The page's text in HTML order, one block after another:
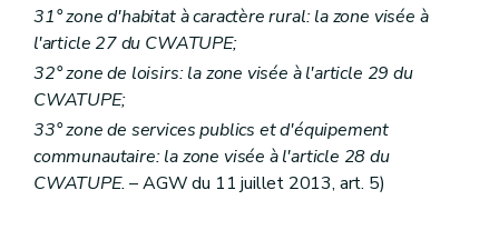
31° zone d'habitat à caractère rural: la zone visée à
l'article 27 du CWATUPE;
32° zone de loisirs: la zone visée à l'article 29 du
CWATUPE;
33° zone de services publics et d'équipement
communautaire: la zone visée à l'article 28 du
CWATUPE.– AGW du 11 juillet 2013, art. 5)